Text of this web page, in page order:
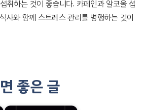
취하는 것이 좋습니다. 카페인과 알코올 섭
사와 함께 스트레스 관리를 병행하는 것이
좋은 글